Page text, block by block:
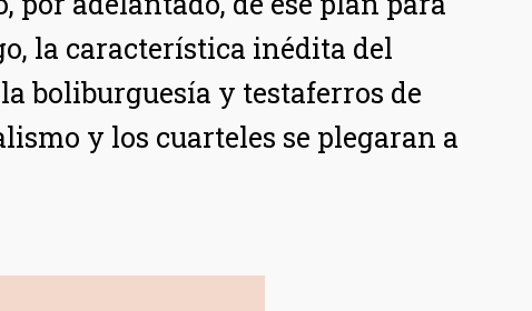
la característica inédita del
boliburguesía y testaferros de
y los cuarteles se plegaran a